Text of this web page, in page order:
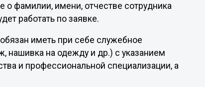
о фамилии, имени, отчестве сотрудника
работать по заявке.
иметь при себе служебное
нашивка на одежду и др.) с указанием
и профессиональной специализации, а